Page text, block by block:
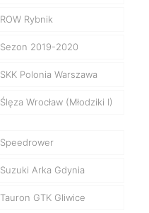
ROW Rybnik
Sezon 2019-2020
SKK Polonia Warszawa
Ślęza Wrocław (Młodziki I)
Speedrower
Suzuki Arka Gdynia
Tauron GTK Gliwice